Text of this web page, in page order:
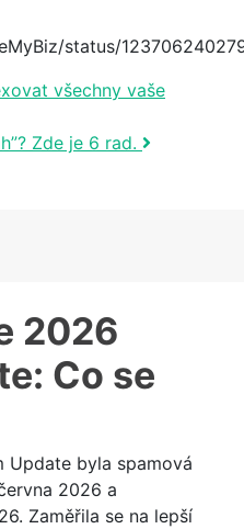
status/
všechny vaše
Zde je 6 rad.
2026
Co se
Update byla spamová
2026 a
Zaměřila se na lepší